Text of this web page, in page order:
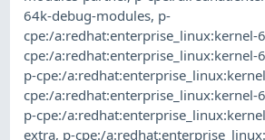
64k-debug-modules, p-
cpe:/a:redhat:enterprise_linux:kernel-
cpe:/a:redhat:enterprise_linux:kernel-
p-cpe:/
cpe:/a:redhat:enterprise_linux:kernel-
p-cpe:/
extra, p-cpe:/